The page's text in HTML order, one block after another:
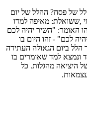
של פסח? ההלל של יום
,ששואלת: מאיפה למדו
האומר: "השיר יהיה לכם
לכם" - זהו היום בו
הלל ביום הגאולה העתידה
ונמצא למד שאומרים בו
היציאה מהגלות. כל